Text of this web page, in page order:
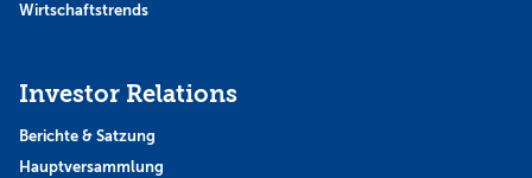
Wirtschaftstrends
Investor Relations
Berichte & Satzung
Hauptversammlung